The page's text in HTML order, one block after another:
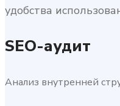
удобства
SEO-аудит
Анализ внутренней